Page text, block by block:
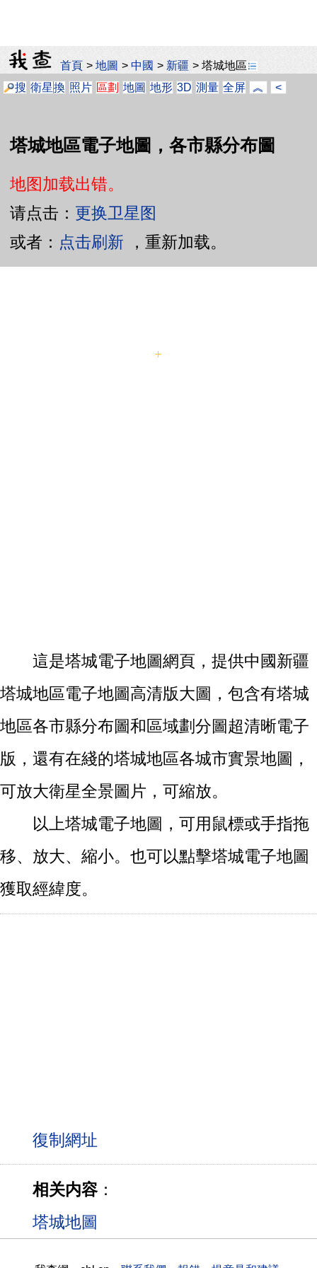
首頁 >地圖 >中國 > 新疆 >塔城地區
搜 衛星換 照片 區劃 地圖 地形 3D 測量 全屏 ︽ <
塔城地區電子地圖，各市縣分布圖
地图加载出错。
请点击： 更换卫星图
或者： 点击刷新 ，重新加载。
這是塔城電子地圖網頁，提供中國新疆
塔城地區電子地圖高清版大圖，包含有塔城
地區各市縣分布圖和區域劃分圖超清晰電子
版，還有在綫的塔城地區各城市實景地圖，
可放大衛星全景圖片，可縮放。
以上塔城電子地圖，可用鼠標或手指拖
移、放大、縮小。也可以點擊塔城電子地圖
獲取經緯度。
相关内容：
塔城地圖